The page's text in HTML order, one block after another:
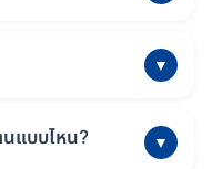
แบบกระเบื้องยาง
งกระแทกเยอะๆ
▼
ยรวม โดยเฉพาะในห้องเด็ก
นแบบไหน? ▼